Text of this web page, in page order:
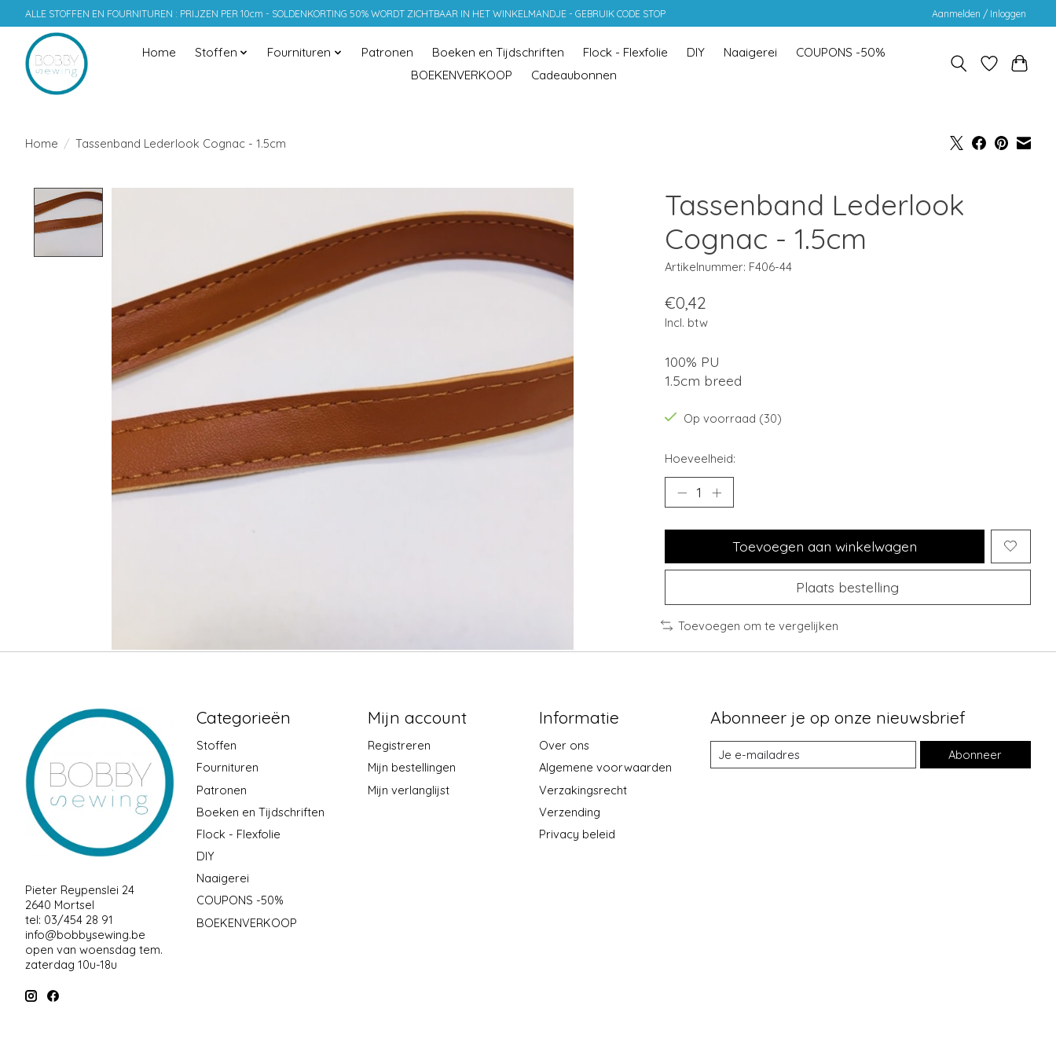
ALLE STOFFEN EN FOURNITUREN : PRIJZEN PER 10cm - SOLDENKORTING 50% WORDT ZICHTBAAR IN HET WINKELMANDJE - GEBRUIK CODE STOP Aanmelden / Inloggen
Home Stoffen Fournituren Patronen Boeken en Tijdschriften Flock - Flexfolie DIY Naaigerei
COUPONS -50%
BOEKENVERKOOP
Cadeaubonnen
Home / Tassenband Lederlook Cognac - 1.5cm
Tassenband Lederlook
Cognac - 1.5cm
Artikelnummer: F406-44
€0,42
Incl. btw
100% PU
1.5cm breed
Op voorraad (30)
Hoeveelheid:
Toevoegen aan winkelwagen
Plaats bestelling
Toevoegen om te vergelijken
Pieter Reypenslei 24
2640 Mortsel
tel: 03/454 28 91
info@bobbysewing.be
open van woensdag tem.
zaterdag 10u-18u
Categorieën
Stoffen
Fournituren
Patronen
Boeken en Tijdschriften
Flock - Flexfolie
DIY
Naaigerei
COUPONS -50%
BOEKENVERKOOP
Mijn account
Registreren
Mijn bestellingen
Mijn verlanglijst
Informatie
Over ons
Algemene voorwaarden
Verzakingsrecht
Verzending
Privacy beleid
Abonneer je op onze nieuwsbrief
Abonneer